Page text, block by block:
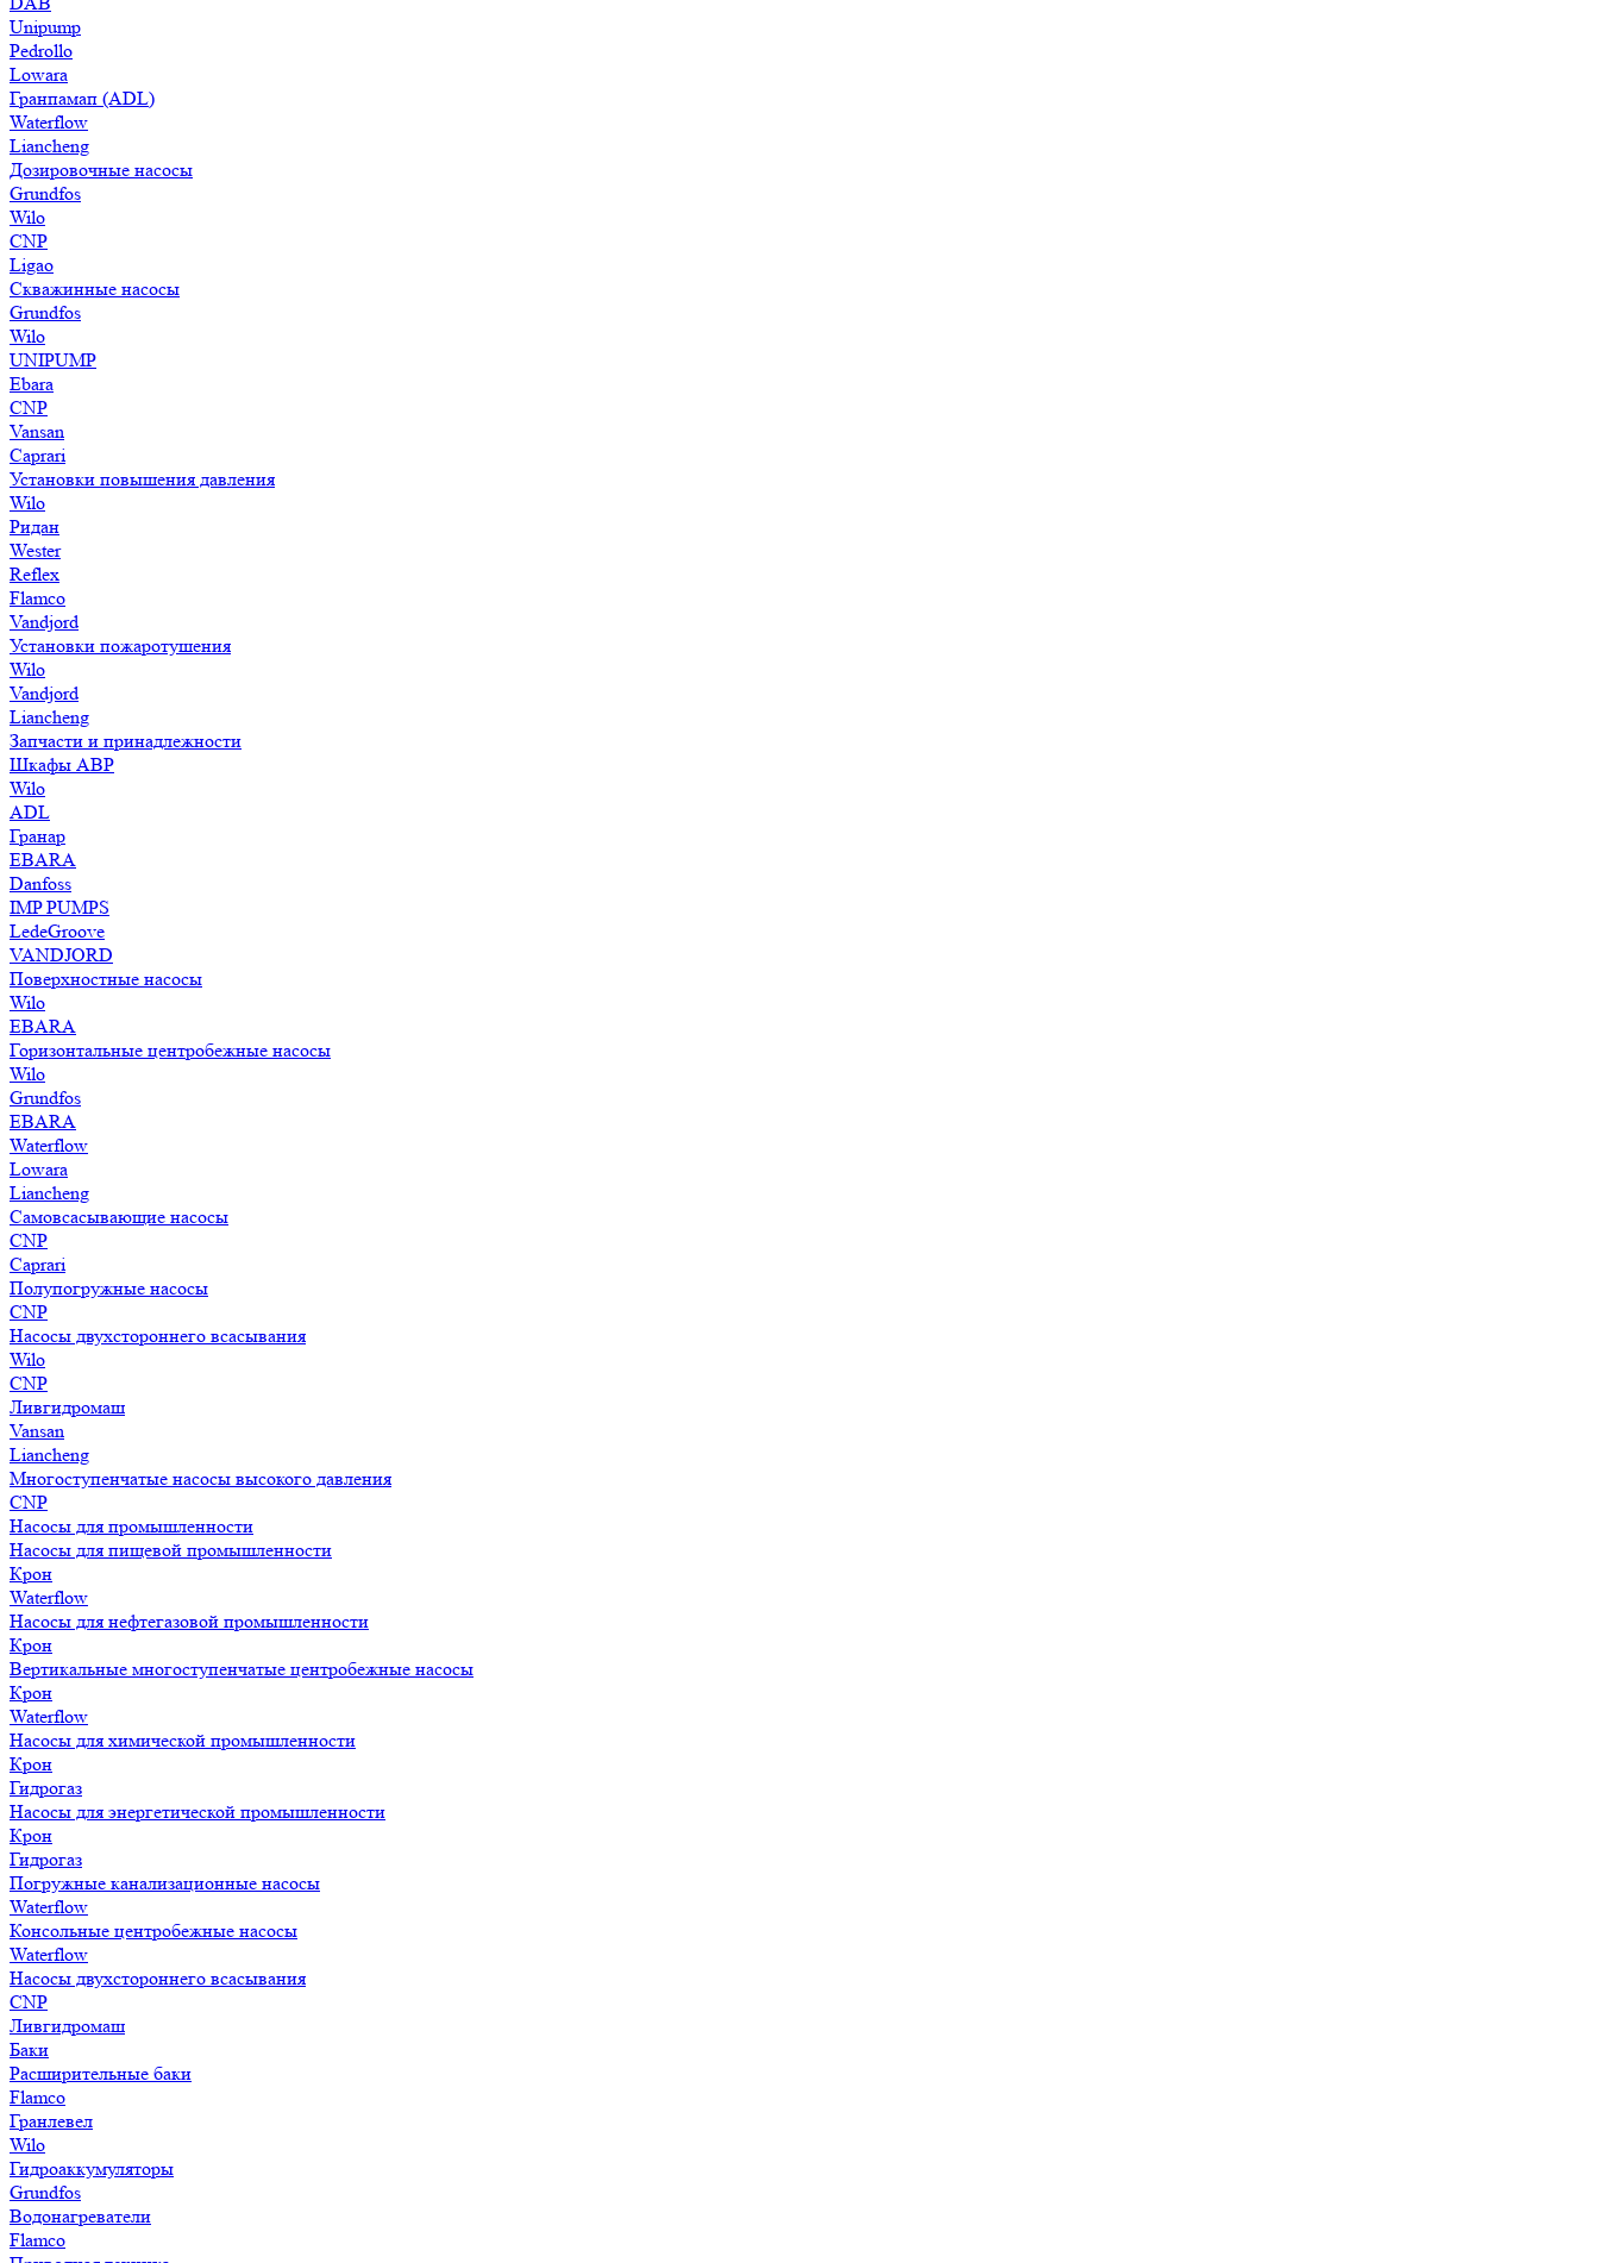
Unipump
Pedrollo
Lowara
Гранпамап (ADL)
Waterflow
Liancheng
Дозировочные насосы
Grundfos
Wilo
CNP
Ligao
Скважинные насосы
Grundfos
Wilo
UNIPUMP
Ebara
CNP
Vansan
Caprari
Установки повышения давления
Wilo
Ридан
Wester
Reflex
Flamco
Vandjord
Установки пожаротушения
Wilo
Vandjord
Liancheng
Запчасти и принадлежности
Шкафы АВР
Wilo
ADL
Гранар
EBARA
Danfoss
IMP PUMPS
LedeGroove
VANDJORD
Поверхностные насосы
Wilo
EBARA
Горизонтальные центробежные насосы
Wilo
Grundfos
EBARA
Waterflow
Lowara
Liancheng
Самовсасывающие насосы
CNP
Caprari
Полупогружные насосы
CNP
Насосы двухстороннего всасывания
Wilo
CNP
Ливгидромаш
Vansan
Liancheng
Многоступенчатые насосы высокого давления
CNP
Насосы для промышленности
Насосы для пищевой промышленности
Крон
Waterflow
Насосы для нефтегазовой промышленности
Крон
Вертикальные многоступенчатые центробежные насосы
Крон
Waterflow
Насосы для химической промышленности
Крон
Гидрогаз
Насосы для энергетической промышленности
Крон
Гидрогаз
Погружные канализационные насосы
Waterflow
Консольные центробежные насосы
Waterflow
Насосы двухстороннего всасывания
CNP
Ливгидромаш
Баки
Расширительные баки
Flamco
Гранлевел
Wilo
Гидроаккумуляторы
Grundfos
Водонагреватели
Flamco